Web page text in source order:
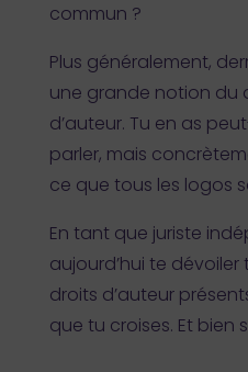
commun ?
Plus généralement,
une grande notion du
d’auteur. Tu en as
parler, mais
ce que tous les logos
En tant que juriste
aujourd’hui te
droits d’auteur
que tu croises. Et bien